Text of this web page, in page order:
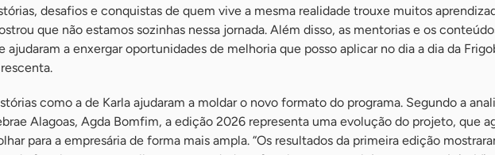
desafios e conquistas de quem vive a mesma realidade trouxe muitos
que não estamos sozinhas nessa jornada. Além disso, as mentorias e os
ajudaram a enxergar oportunidades de melhoria que posso aplicar no dia a dia da
como a de Karla ajudaram a moldar o novo formato do programa. Segundo a
Alagoas, Agda Bomfim, a edição 2026 representa uma evolução do projeto, que
para a empresária de forma mais ampla. “Os resultados da primeira edição